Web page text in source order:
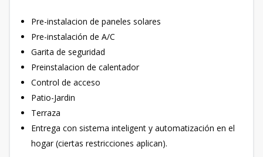
Pre-instalacion de paneles solares
Pre-instalación de A/C
Garita de seguridad
Preinstalacion de calentador
Control de acceso
Patio-Jardin
Terraza
Entrega con sistema inteligent y automatización en el
hogar (ciertas restricciones aplican).